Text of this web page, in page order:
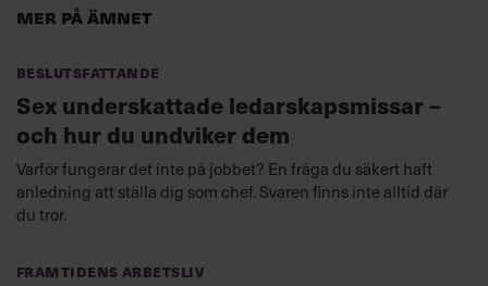
Mer på ämnet
Beslutsfattande
Sex underskattade ledarskapsmissar –
och hur du undviker dem
Varför fungerar det inte på jobbet? En fråga du säkert haft
anledning att ställa dig som chef. Svaren finns inte alltid där
du tror.
Framtidens arbetsliv